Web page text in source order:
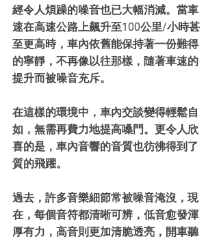
經令人煩躁的噪音也已大幅消減。當車
速在高速公路上飆升至100公里/小時甚
至更高時，車內依舊能保持著一份難得
的寧靜，不再像以往那樣，隨著車速的
提升而被噪音充斥。
在這樣的環境中，車內交談變得輕鬆自
如，無需再費力地提高嗓門。更令人欣
喜的是，車內音響的音質也彷彿得到了
質的飛躍。
過去，許多音樂細節常被噪音淹沒，現
在，每個音符都清晰可辨，低音愈發渾
厚有力，高音則更加清脆透亮，開車聽